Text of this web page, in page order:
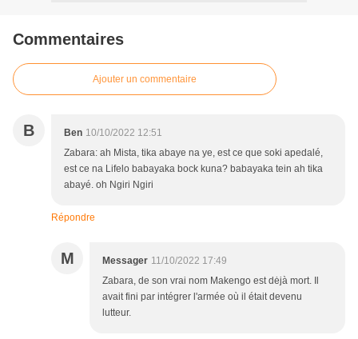
Commentaires
Ajouter un commentaire
B Ben 10/10/2022 12:51
Zabara: ah Mista, tika abaye na ye, est ce que soki apedalé,
est ce na Lifelo babayaka bock kuna? babayaka tein ah tika
abayé. oh Ngiri Ngiri
Répondre
M Messager 11/10/2022 17:49
Zabara, de son vrai nom Makengo est dėjà mort. Il
avait fini par intégrer l'armée où il était devenu
lutteur.